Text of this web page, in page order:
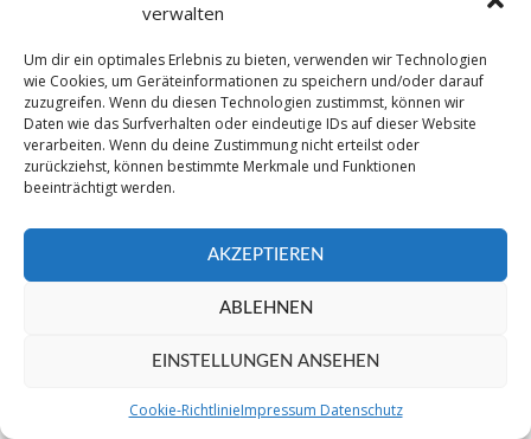
verwalten
Um dir ein optimales Erlebnis zu bieten, verwenden wir Technologien
wie Cookies, um Geräteinformationen zu speichern und/oder darauf
zuzugreifen. Wenn du diesen Technologien zustimmst, können wir
Daten wie das Surfverhalten oder eindeutige IDs auf dieser Website
verarbeiten. Wenn du deine Zustimmung nicht erteilst oder
zurückziehst, können bestimmte Merkmale und Funktionen
beeinträchtigt werden.
AKZEPTIEREN
ABLEHNEN
EINSTELLUNGEN ANSEHEN
Cookie-RichtlinieImpressum Datenschutz
SUCHE